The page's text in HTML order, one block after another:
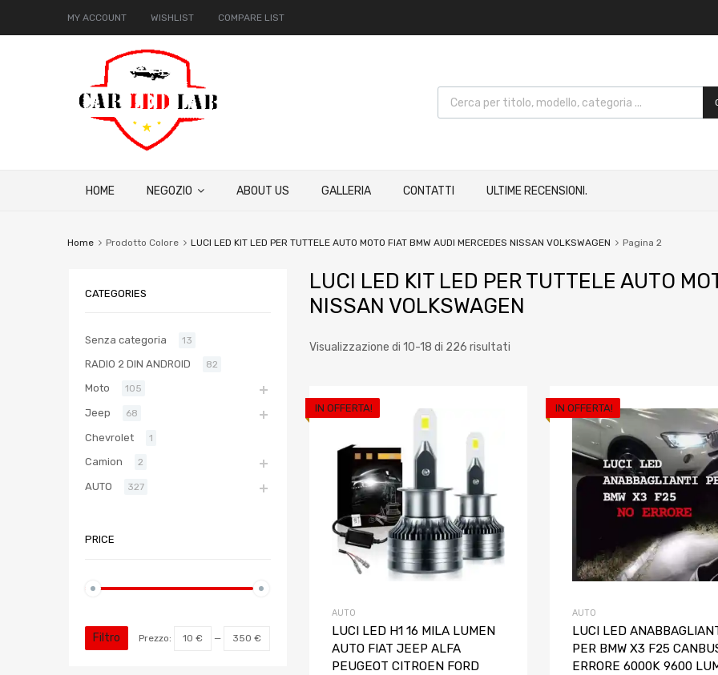
MY ACCOUNT WISHLIST COMPARE LIST
HOME NEGOZIO ABOUT US GALLERIA CONTATTI ULTIME RECENSIONI.
Home Prodotto Colore LUCI LED KIT LED PER TUTTELE AUTO MOTO FIAT BMW AUDI MERCEDES NISSAN VOLKSWAGEN Pagina 2
LUCI LED KIT LED PER TUTTELE AUTO
NISSAN VOLKSWAGEN
Visualizzazione di 10-18 di 226 risultati
IN OFFERTA!
Aggiungi ai preferiti
Aggiungi al confronto
AUTO
LUCI LED H1 16 MILA LUMEN
AUTO FIAT JEEP ALFA
PEUGEOT CITROEN FORD
IN OFFERTA!
AUTO
LUCI LED
PER BMW X3 F25
ERRORE 6000K 9600
CATEGORIES
Senza categoria 13
RADIO 2 DIN ANDROID 82
Moto 105
Jeep 68
Chevrolet 1
Camion 2
AUTO 327
PRICE
Filtro Prezzo: 10 € — 350 €